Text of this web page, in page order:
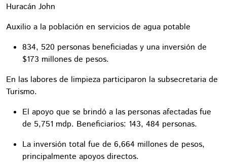
Huracán John
Auxilio a la población en servicios de agua potable
834, 520 personas beneficiadas y una inversión de
$173 millones de pesos.
En las labores de limpieza participaron la subsecretaria de
Turismo.
El apoyo que se brindó a las personas afectadas fue
de 5,751 mdp. Beneficiarios: 143, 484 personas.
La inversión total fue de 6,664 millones de pesos,
principalmente apoyos directos.